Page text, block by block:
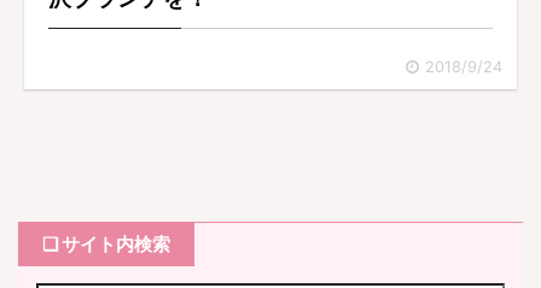
2018/9/24
❏ サイト内検索